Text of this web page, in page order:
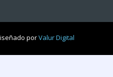
porValur Digital